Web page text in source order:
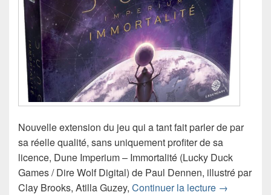
Nouvelle extension du jeu qui a tant fait parler de par
sa réelle qualité, sans uniquement profiter de sa
licence, Dune Imperium – Immortalité (Lucky Duck
Games / Dire Wolf Digital) de Paul Dennen, illustré par
Clay Brooks, Atilla Guzey, Continuer la lecture Chronique
→